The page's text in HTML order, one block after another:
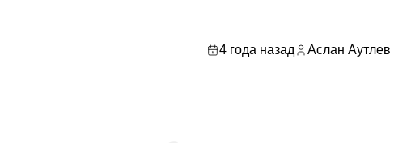
4 года назад Аслан Аутлев